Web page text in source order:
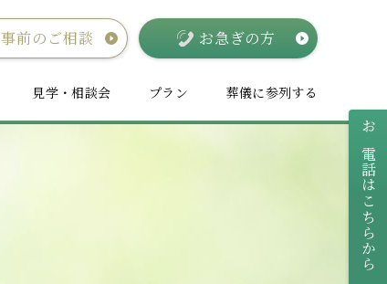
事前のご相談 お急ぎの方
見学・相談会 プラン 葬儀に参列する
お電話はこちらから